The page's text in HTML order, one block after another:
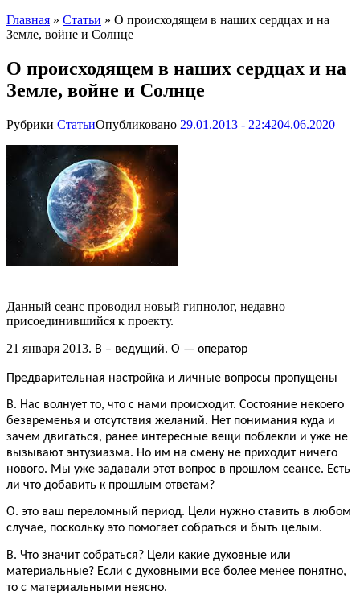
Главная » Статьи » О происходящем в наших сердцах и на
Земле, войне и Солнце
О происходящем в наших сердцах и на
Земле, войне и Солнце
Рубрики СтатьиОпубликовано 29.01.2013 - 22:4204.06.2020
Данный сеанс проводил новый гипнолог, недавно
присоединившийся к проекту.
21 января 2013. В – ведущий. О — оператор
Предварительная настройка и личные вопросы пропущены
В. Нас волнует то, что с нами происходит. Состояние некоего
безвременья и отсутствия желаний. Нет понимания куда и
зачем двигаться, ранее интересные вещи поблекли и уже не
вызывают энтузиазма. Но им на смену не приходит ничего
нового. Мы уже задавали этот вопрос в прошлом сеансе. Есть
ли что добавить к прошлым ответам?
О. это ваш переломный период. Цели нужно ставить в любом
случае, поскольку это помогает собраться и быть целым.
В. Что значит собраться? Цели какие духовные или
материальные? Если с духовными все более менее понятно,
то с материальными неясно.